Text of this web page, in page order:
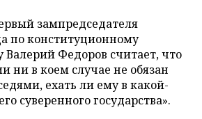
зампредседателя
по конституционному
Валерий Федоров считает, что
ни в коем случае не обязан
ехать ли ему в какой-
суверенного государства».